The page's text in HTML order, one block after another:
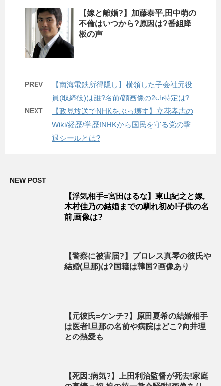
【嫁と離婚?】加藤泰平,田中萌の
不倫はいつから?原因は?番組降
板の声
PREV
【南海電鉄所得隠し】横領した子会社元役
員(取締役)は誰?名前/顔画像の2ch特定は?
NEXT
【政見放送でNHKをぶっ壊す】立花孝志の
Wiki/経歴/学歴!NHKから国民を守る党の撃
退シールとは?
NEW POST
【浮気相手=宮田はるな】東山紀之と嫁,
木村佳乃の結婚までの馴れ初め!子供の名
前,画像は?
【警察に被害届?】プロレス真琴の彼氏や
結婚(旦那)は?国籍は韓国?画像あり
【元彼氏=ケンチ?】原田夏希の結婚相手
は医者!旦那の名前や病院はどこ?向井理
との熱愛も
【死因:病気?】上田利治監督が死去!家庭